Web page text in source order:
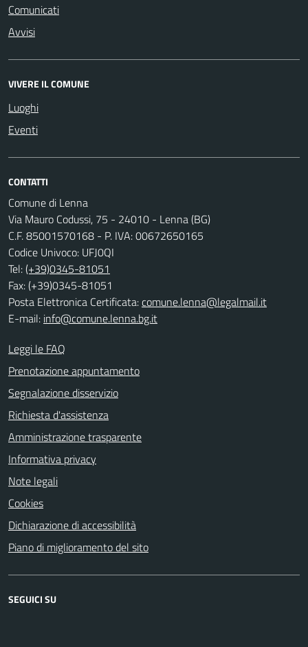
Comunicati
Avvisi
VIVERE IL COMUNE
Luoghi
Eventi
CONTATTI
Comune di Lenna
Via Mauro Codussi, 75 - 24010 - Lenna (BG)
C.F. 85001570168 - P. IVA: 00672650165
Codice Univoco: UFJ0QI
Tel:(+39)0345-81051
Fax: (+39)0345-81051
Posta Elettronica Certificata:comune.lenna@legalmail.it
E-mail: info@comune.lenna.bg.it
Leggi le FAQ
Prenotazione appuntamento
Segnalazione disservizio
Richiesta d'assistenza
Amministrazione trasparente
Informativa privacy
Note legali
Cookies
Dichiarazione di accessibilità
Piano di miglioramento del sito
SEGUICI SU